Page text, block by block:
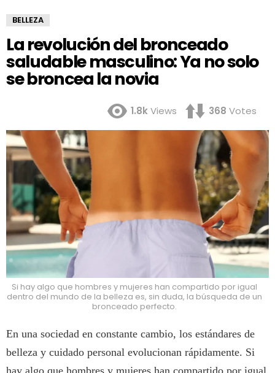
BELLEZA
La revolución del bronceado
saludable masculino: Ya no solo
se broncea la novia
1.8kViews 368 Votes
Si hay algo que hombres y mujeres han compartido por igual
dentro del mundo de la belleza es, sin duda, la búsqueda de un
bronceado perfecto.
En una sociedad en constante cambio, los estándares de
belleza y cuidado personal evolucionan rápidamente. Si
hay algo que hombres y mujeres han compartido por igual